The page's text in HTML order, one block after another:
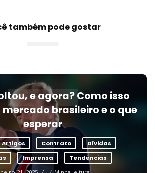
também pode gostar
T
e agora? Como isso
brasileiro e o que
esperar
Artigos Contrato
Dívidas
Imprensa Tendências